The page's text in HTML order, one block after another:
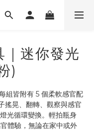
迷你發光
)
組皆附有 5 個柔軟感官配
搖晃、翻轉、觀察與感官
光循環變換。輕拍瓶身
體驗，無論在家中或外